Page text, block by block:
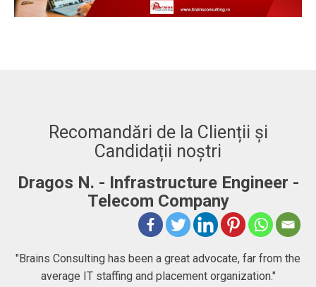
Recomandări de la Clienții și
Candidații noștri
Dragos N. - Infrastructure Engineer -
Telecom Company
"Brains Consulting has been a great advocate, far from the
average IT staffing and placement organization."